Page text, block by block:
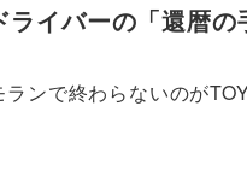
イバーの「還暦の
ランで終わらないのが